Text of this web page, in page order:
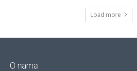
Load more
O nama